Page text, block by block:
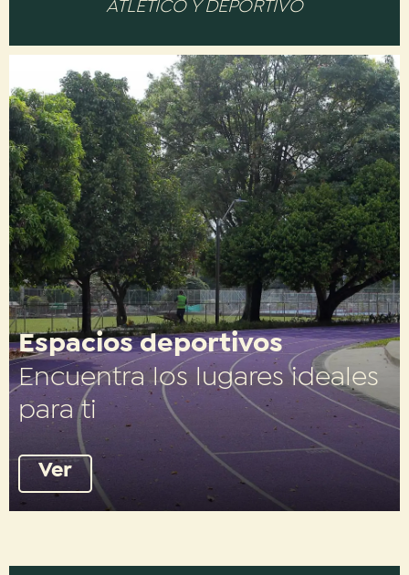
ATLÉTICO Y DEPORTIVO
Espacios deportivos
Encuentra los lugares ideales
para ti
Ver